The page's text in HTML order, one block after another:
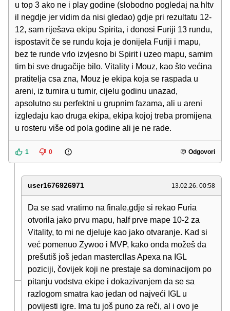
u top 3 ako ne i play godine (slobodno pogledaj na hltv
il negdje jer vidim da nisi gledao) gdje pri rezultatu 12-
12, sam riješava ekipu Spirita, i donosi Furiji 13 rundu,
ispostavit če se rundu koja je donijela Furiji i mapu,
bez te runde vrlo izvjesno bi Spirit i uzeo mapu, samim
tim bi sve drugačije bilo. Vitality i Mouz, kao što većina
pratitelja csa zna, Mouz je ekipa koja se raspada u
areni, iz turnira u turnir, cijelu godinu unazad,
apsolutno su perfektni u grupnim fazama, ali u areni
izgledaju kao druga ekipa, ekipa kojoj treba promijena
u rosteru više od pola godine ali je ne rade.
1 0 Odgovori
user1676926971 13.02.26. 00:58
Da se sad vratimo na finale,gdje si rekao Furia
otvorila jako prvu mapu, half prve mape 10-2 za
Vitality, to mi ne djeluje kao jako otvaranje. Kad si
već pomenuo Zywoo i MVP, kako onda možeš da
prešutiš još jedan mastercllas Apexa na IGL
poziciji, čovijek koji ne prestaje sa dominacijom po
pitanju vodstva ekipe i dokazivanjem da se sa
razlogom smatra kao jedan od najveći IGL u
povijesti igre. Ima tu još puno za reči, al i ovo je